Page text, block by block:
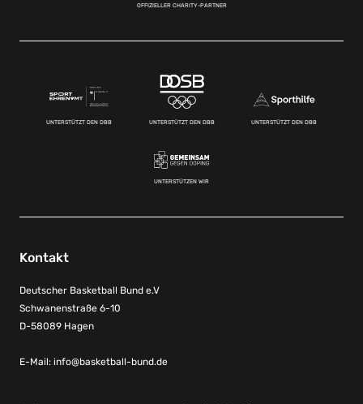
OFFIZIELLER CHARITY-PARTNER
UNTERSTÜTZT DEN DBB UNTERSTÜTZT DEN DBB UNTERSTÜTZT DEN DBB
UNTERSTÜTZEN WIR
Kontakt
Deutscher Basketball Bund e.V
Schwanenstraße 6-10
D-58089 Hagen
E-Mail: info@basketball-bund.de